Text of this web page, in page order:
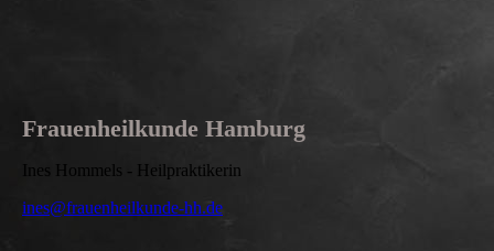
Frauenheilkunde Hamburg
Ines Hommels - Heilpraktikerin
ines@frauenheilkunde-hh.de